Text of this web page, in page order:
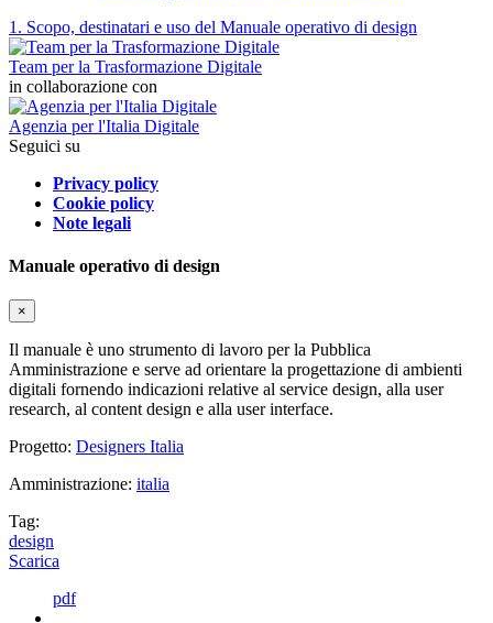
1. Scopo, destinatari e uso del Manuale operativo di design
Team per la Trasformazione Digitale
in collaborazione con
Agenzia per l'Italia Digitale
Seguici su
Privacy policy
Cookie policy
Note legali
Manuale operativo di design
×
Il manuale è uno strumento di lavoro per la Pubblica
Amministrazione e serve ad orientare la progettazione di ambienti
digitali fornendo indicazioni relative al service design, alla user
research, al content design e alla user interface.
Progetto: Designers Italia
Amministrazione: italia
Tag:
design
Scarica
pdf